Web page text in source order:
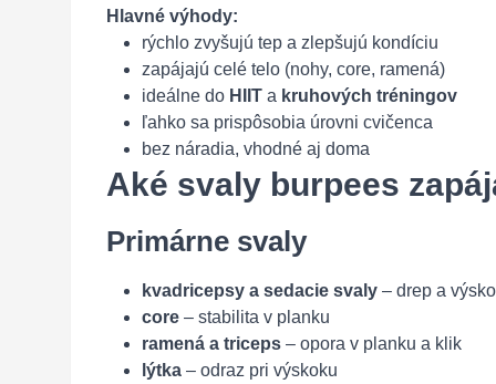
Hlavné výhody:
rýchlo zvyšujú tep a zlepšujú kondíciu
zapájajú celé telo (nohy, core, ramená)
ideálne do HIIT a kruhových tréningov
ľahko sa prispôsobia úrovni cvičenca
bez náradia, vhodné aj doma
Aké svaly burpees
Primárne svaly
kvadricepsy a sedacie svaly – drep a
core – stabilita v planku
ramená a triceps – opora v planku a klik
lýtka – odraz pri výskoku